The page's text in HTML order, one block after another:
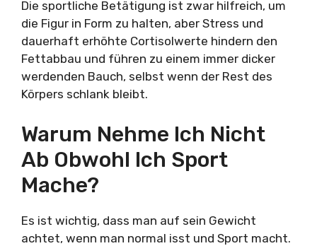
Die sportliche Betätigung ist zwar hilfreich, um
die Figur in Form zu halten, aber Stress und
dauerhaft erhöhte Cortisolwerte hindern den
Fettabbau und führen zu einem immer dicker
werdenden Bauch, selbst wenn der Rest des
Körpers schlank bleibt.
Warum Nehme Ich Nicht
Ab Obwohl Ich Sport
Mache?
Es ist wichtig, dass man auf sein Gewicht
achtet, wenn man normal isst und Sport macht.